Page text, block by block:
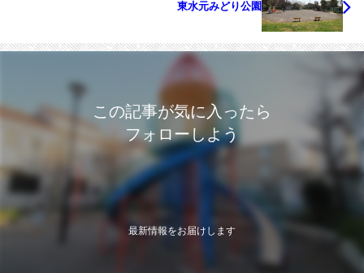
東水元みどり公園
この記事が気に入ったら
フォローしよう
最新情報をお届けします